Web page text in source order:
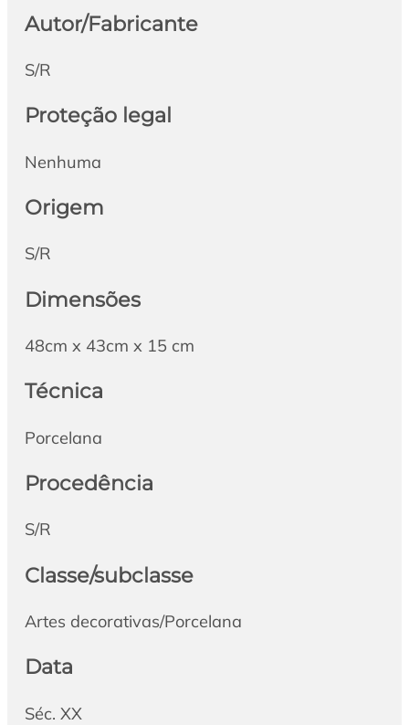
Autor/Fabricante
S/R
Proteção legal
Nenhuma
Origem
S/R
Dimensões
48cm x 43cm x 15 cm
Técnica
Porcelana
Procedência
S/R
Classe/subclasse
Artes decorativas/Porcelana
Data
Séc. XX